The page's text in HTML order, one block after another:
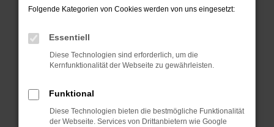
deine Suchmaschine?
Manche Erweiterungen, wie Werbeblocker,
können das Laden bestimmter Seiten
verhindern. Funktioniert die Seite in einem
Fenster?
Starte dein Gerät neu.
Folgende Kategorien von Cookies werden von uns eingesetzt:
Essentiell
Diese Technologien sind erforderlich, um die
Kernfunktionalität der Webseite zu gewährleisten.
Funktional
Diese Technologien bieten die bestmögliche Funktionalität
der Webseite. Services von Drittanbietern wie Google